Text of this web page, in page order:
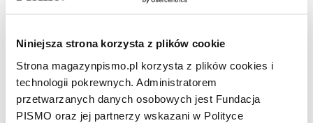
Niniejsza strona korzysta z plików cookie
Strona magazynpismo.pl korzysta z plików cookies i
technologii pokrewnych. Administratorem
przetwarzanych danych osobowych jest Fundacja
PISMO oraz jej partnerzy wskazani w Polityce
Rząd może się upierać przy tym, że Prevent nie zważa na kolor
muzułmanek, jednak jego sposób działania osadzony jest w
islamofobicznym